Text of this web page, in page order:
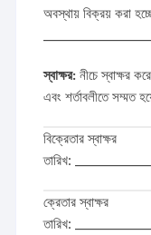
অবস্থায় বিক্রয় করা
স্বাক্ষর: নীচে স্বাক্ষর
এবং শর্তাবলীতে সম্মত
বিক্রেতার স্বাক্ষর
তারিখ:
ক্রেতার স্বাক্ষর
তারিখ: